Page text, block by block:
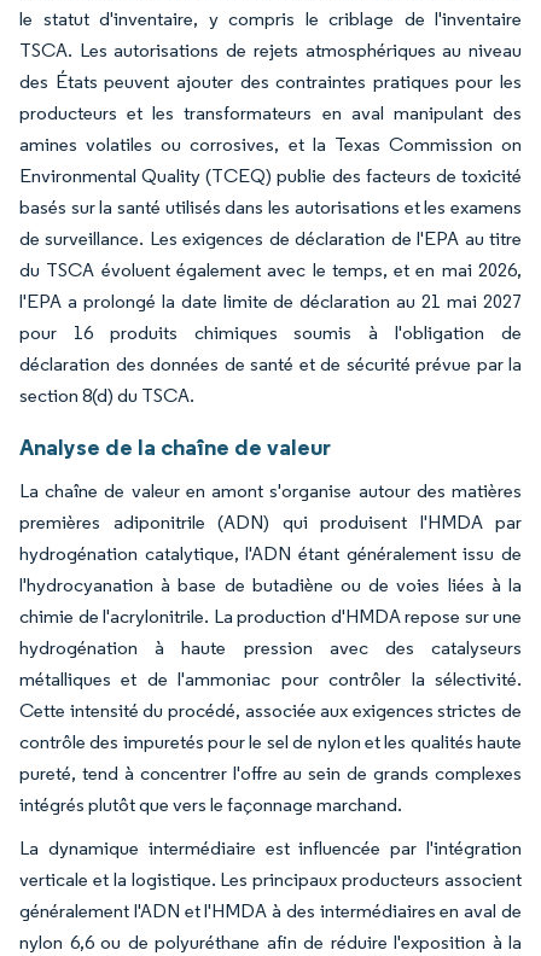
le statut d'inventaire, y compris le criblage de l'inventaire
TSCA. Les autorisations de rejets atmosphériques au niveau
des États peuvent ajouter des contraintes pratiques pour les
producteurs et les transformateurs en aval manipulant des
amines volatiles ou corrosives, et la Texas Commission on
Environmental Quality (TCEQ) publie des facteurs de toxicité
basés sur la santé utilisés dans les autorisations et les examens
de surveillance. Les exigences de déclaration de l'EPA au titre
du TSCA évoluent également avec le temps, et en mai 2026,
l'EPA a prolongé la date limite de déclaration au 21 mai 2027
pour 16 produits chimiques soumis à l'obligation de
déclaration des données de santé et de sécurité prévue par la
section 8(d) du TSCA.
Analyse de la chaîne de valeur
La chaîne de valeur en amont s'organise autour des matières
premières adiponitrile (ADN) qui produisent l'HMDA par
hydrogénation catalytique, l'ADN étant généralement issu de
l'hydrocyanation à base de butadiène ou de voies liées à la
chimie de l'acrylonitrile. La production d'HMDA repose sur une
hydrogénation à haute pression avec des catalyseurs
métalliques et de l'ammoniac pour contrôler la sélectivité.
Cette intensité du procédé, associée aux exigences strictes de
contrôle des impuretés pour le sel de nylon et les qualités haute
pureté, tend à concentrer l'offre au sein de grands complexes
intégrés plutôt que vers le façonnage marchand.
La dynamique intermédiaire est influencée par l'intégration
verticale et la logistique. Les principaux producteurs associent
généralement l'ADN et l'HMDA à des intermédiaires en aval de
nylon 6,6 ou de polyuréthane afin de réduire l'exposition à la